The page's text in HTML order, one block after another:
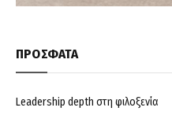
ΠΡΟΣΦΑΤΑ
Leadership depth στη φιλοξενία